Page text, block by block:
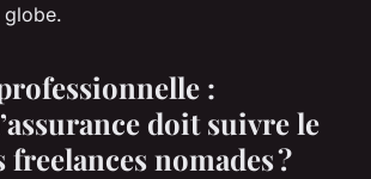
globe.
:
doit suivre le
nomades ?